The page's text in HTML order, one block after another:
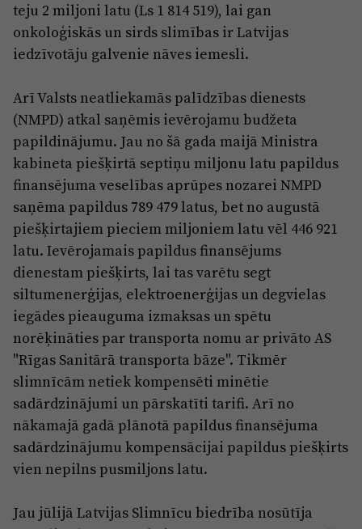
teju 2 miljoni latu (Ls 1 814 519), lai gan
onkoloģiskās un sirds slimības ir Latvijas
iedzīvotāju galvenie nāves iemesli.
Arī Valsts neatliekamās palīdzības dienests
(NMPD) atkal saņēmis ievērojamu budžeta
papildinājumu. Jau no šā gada maijā Ministra
kabineta piešķirtā septiņu miljonu latu papildus
finansējuma veselības aprūpes nozarei NMPD
saņēma papildus 789 479 latus, bet no augustā
piešķirtajiem pieciem miljoniem latu vēl 446 921
latu. Ievērojamais papildus finansējums
dienestam piešķirts, lai tas varētu segt
siltumenerģijas, elektroenerģijas un degvielas
iegādes pieauguma izmaksas un spētu
norēķināties par transporta nomu ar privāto AS
"Rīgas Sanitārā transporta bāze". Tikmēr
slimnīcām netiek kompensēti minētie
sadārdzinājumi un pārskatīti tarifi. Arī no
nākamajā gadā plānotā papildus finansējuma
sadārdzinājumu kompensācijai papildus piešķirts
vien nepilns pusmiljons latu.
Jau jūlijā Latvijas Slimnīcu biedrība nosūtīja